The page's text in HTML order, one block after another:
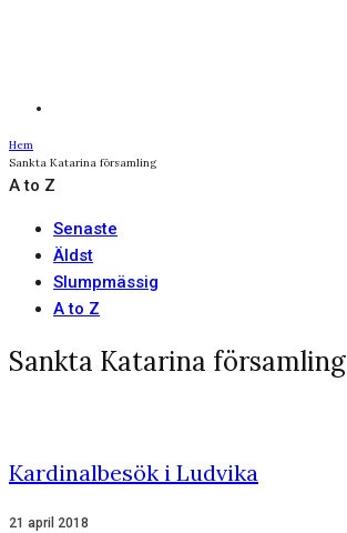
Hem
Sankta Katarina församling
A to Z
Senaste
Äldst
Slumpmässig
A to Z
Sankta Katarina församling
Kardinalbesök i Ludvika
21 april 2018